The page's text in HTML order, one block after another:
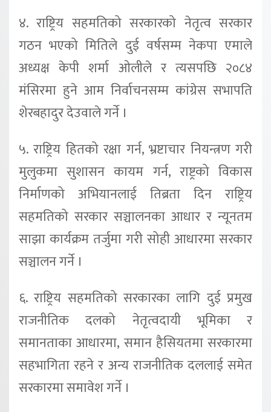
४. राष्ट्रिय सहमतिको सरकारको नेतृत्व सरकार
गठन भएको मितिले दुई वर्षसम्म नेकपा एमाले
अध्यक्ष केपी शर्मा ओलीले र त्यसपछि २०८४
मंसिरमा हुने आम निर्वाचनसम्म कांग्रेस सभापति
शेरबहादुर देउवाले गर्ने ।
५. राष्ट्रिय हितको रक्षा गर्न, भ्रष्टाचार नियन्त्रण गरी
मुलुकमा सुशासन कायम गर्न, राष्ट्रको विकास
निर्माणको अभियानलाई तिब्रता दिन राष्ट्रिय
सहमतिको सरकार सञ्चालनका आधार र न्यूनतम
साझा कार्यक्रम तर्जुमा गरी सोही आधारमा सरकार
सञ्चालन गर्ने ।
६. राष्ट्रिय सहमतिको सरकारका लागि दुई प्रमुख
राजनीतिक दलको नेतृत्वदायी भूमिका र
समानताका आधारमा, समान हैसियतमा सरकारमा
सहभागिता रहने र अन्य राजनीतिक दललाई समेत
सरकारमा समावेश गर्ने ।